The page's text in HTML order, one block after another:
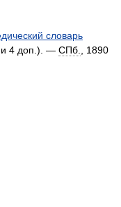
словарь
и 4 доп.). — СПб.
, 1890